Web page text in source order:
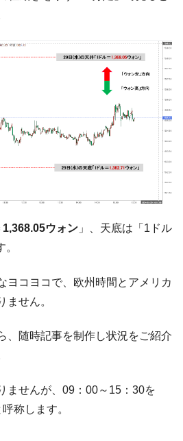
業「半導体絶好調」のウラで他業
が示す現況は決して良くない。
突案件】韓国消費者院が『クーパ
ォンを認定 ⇒ 総額3兆7,000億
暑。南東部では干ばつ
ージス搭載の次世代駆逐艦
竣工と公示
たのでは。
『BYD』車への補助金を全廃 ⇒ 実
使スティールが着韓！⇒ さっそ
力」
2035年までに18.4GW規模のAIデ
ン「韓国レバレッジETFの清算は
1,368.05ウォン 」、天底は「1ドル
。
ヨコヨコで、欧州時間とアメリカ
ません。
、随時記事を制作し状況をご紹介
ませんが、09：00～15：30を
称します。